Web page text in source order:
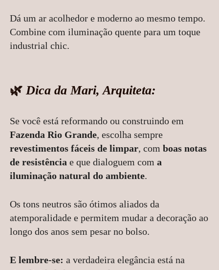
Dá um ar acolhedor e moderno ao mesmo tempo.
Combine com iluminação quente para um toque
industrial chic.
🌿 Dica da Mari, Arquiteta:
Se você está reformando ou construindo em
Fazenda Rio Grande, escolha sempre
revestimentos fáceis de limpar, com boas notas
de resistência e que dialoguem com a
iluminação natural do ambiente.
Os tons neutros são ótimos aliados da
atemporalidade e permitem mudar a decoração ao
longo dos anos sem pesar no bolso.
E lembre-se: a verdadeira elegância está na